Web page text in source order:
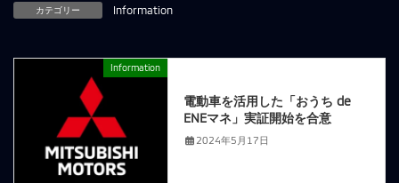
カテゴリー Information
Information
電動車を活用した「おうち de
ENEマネ」実証開始を合意
2024年5月17日